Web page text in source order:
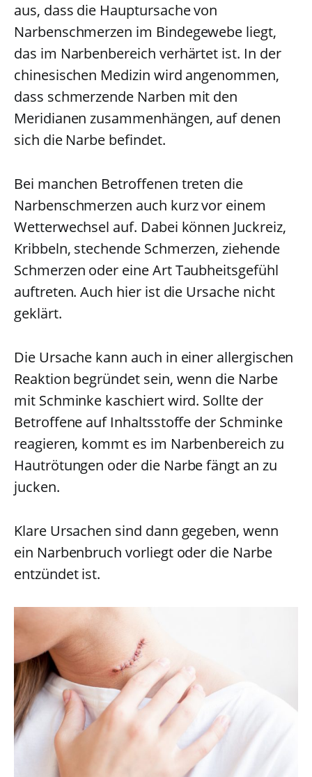
aus, dass die Hauptursache von
Narbenschmerzen im Bindegewebe liegt,
das im Narbenbereich verhärtet ist. In der
chinesischen Medizin wird angenommen,
dass schmerzende Narben mit den
Meridianen zusammenhängen, auf denen
sich die Narbe befindet.
Bei manchen Betroffenen treten die
Narbenschmerzen auch kurz vor einem
Wetterwechsel auf. Dabei können Juckreiz,
Kribbeln, stechende Schmerzen, ziehende
Schmerzen oder eine Art Taubheitsgefühl
auftreten. Auch hier ist die Ursache nicht
geklärt.
Die Ursache kann auch in einer allergischen
Reaktion begründet sein, wenn die Narbe
mit Schminke kaschiert wird. Sollte der
Betroffene auf Inhaltsstoffe der Schminke
reagieren, kommt es im Narbenbereich zu
Hautrötungen oder die Narbe fängt an zu
jucken.
Klare Ursachen sind dann gegeben, wenn
ein Narbenbruch vorliegt oder die Narbe
entzündet ist.